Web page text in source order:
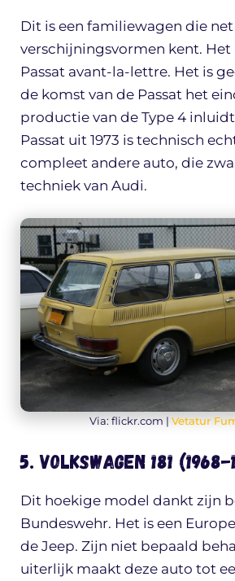
Dit is een familiewagen die net
verschijningsvormen kent. Het
Passat avant-la-lettre. Het is
de komst van de Passat het
productie van de Type 4
Passat uit 1973 is technisch
compleet andere auto, die
techniek van Audi.
Via: flickr.com | Vetatur
5. Volkswagen 181 (1968-
Dit hoekige model dankt zijn
Bundeswehr. Het is een
de Jeep. Zijn niet bepaald
uiterlijk maakt deze auto tot